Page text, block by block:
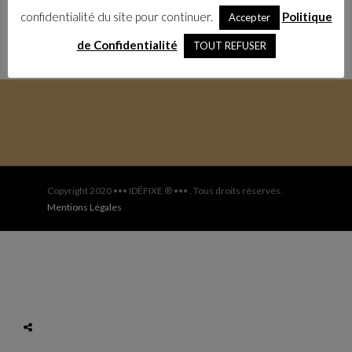
Copyright 2020 ••• IDÉFIXE ® ••• . Tous droits réservés.
Mentions Légales
confidentialité du site pour continuer.
Accepter
Politique
de Confidentialité
TOUT REFUSER